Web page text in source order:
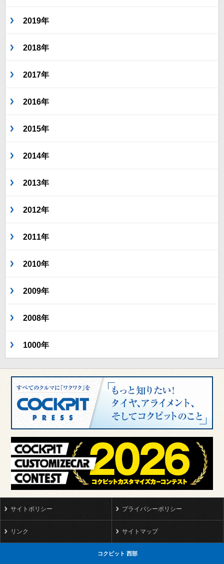
2019年
2018年
2017年
2016年
2015年
2014年
2013年
2012年
2011年
2010年
2009年
2008年
1000年
サイトポリシー プライバシーポリシー
リンク サイトマップ
コクピット 西部